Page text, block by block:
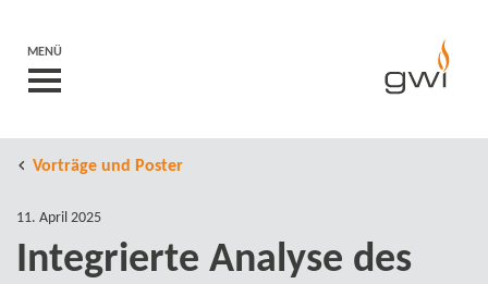
MENÜ
Vorträge und Poster
11. April 2025
Integrierte Analyse des